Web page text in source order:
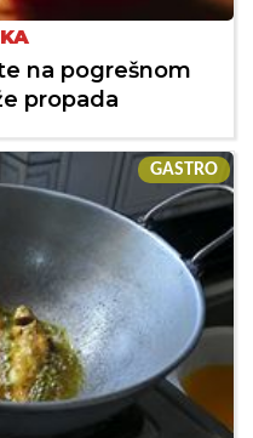
na pogrešnom
propada
GASTRO